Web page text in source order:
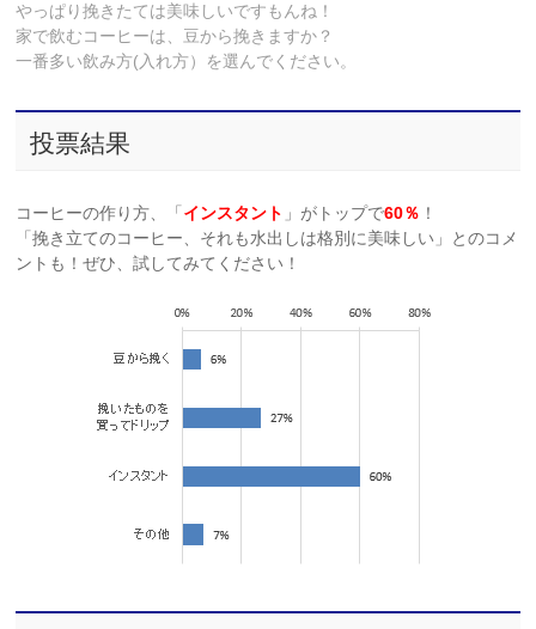
やっぱり挽きたては美味しいですもんね！
家で飲むコーヒーは、豆から挽きますか？
一番多い飲み方(入れ方）を選んでください。
投票結果
コーヒーの作り方、「 インスタント 」がトップで60％ ！
「挽き立てのコーヒー、それも水出しは格別に美味しい」とのコメ
ントも！ぜひ、試してみてください！